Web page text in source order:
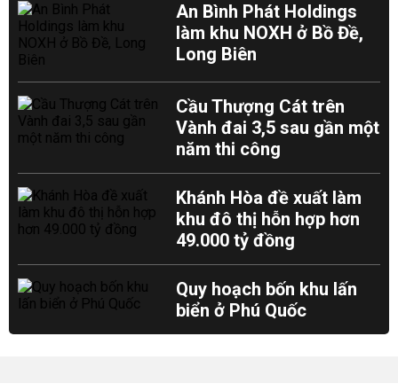
An Bình Phát Holdings
làm khu NOXH ở Bồ Đề,
Long Biên
Cầu Thượng Cát trên
Vành đai 3,5 sau gần một
năm thi công
Khánh Hòa đề xuất làm
khu đô thị hỗn hợp hơn
49.000 tỷ đồng
Quy hoạch bốn khu lấn
biển ở Phú Quốc